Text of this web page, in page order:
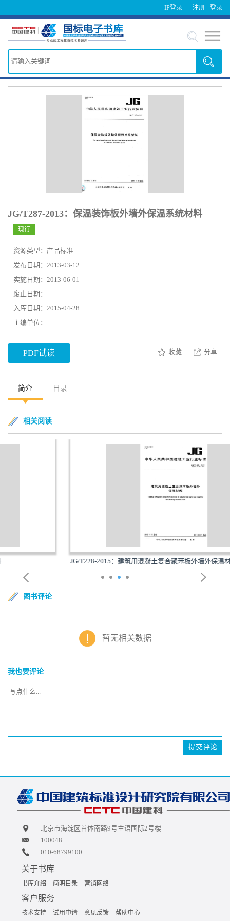
IP登录 登录
注册
JG/T287-2013：保温装饰板外墙外保温系统材料
现行
资源类型：产品标准
发布日期：2013-03-12
实施日期：2013-06-01
废止日期：-
入库日期：2015-04-28
主编单位：
PDF试读 收藏 分享
简介 目录
相关阅读
JG/T228-2015：建筑用混凝土复合聚苯板外墙外保温材...
图书评论
暂无相关数据
我也要评论
提交评论
北京市海淀区首体南路9号主语国际2号楼
100048
010-68799100
关于书库
书库介绍 简明目录 营销网络
客户服务
技术支持 试用申请 意见反馈 帮助中心